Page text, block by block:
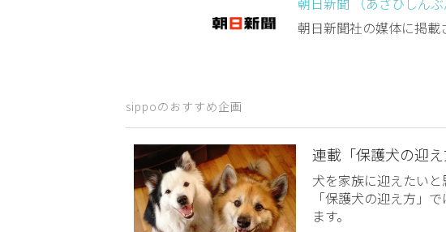
朝日新聞社の媒体に掲載
sippoのおすすめ企画
連載「保護犬の迎え
犬を家族に迎えたい
「保護犬の迎え方」
ます。